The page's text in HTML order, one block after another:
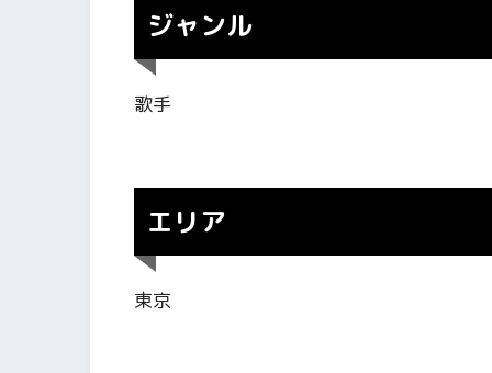
ジャンル
歌手
エリア
東京